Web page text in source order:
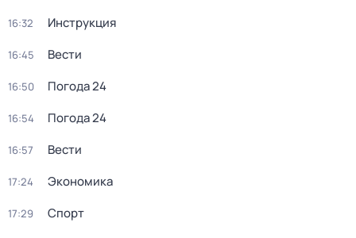
16:32 Инструкция
16:45 Вести
16:50 Погода 24
16:54 Погода 24
16:57 Вести
17:24 Экономика
17:29 Спорт